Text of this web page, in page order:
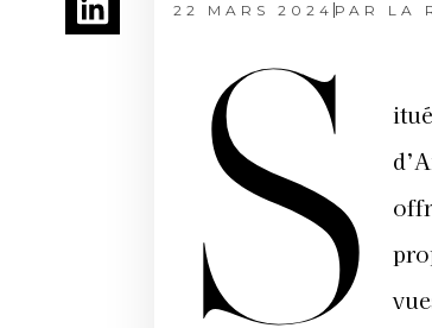
22 MARS 2024 PAR LA
S